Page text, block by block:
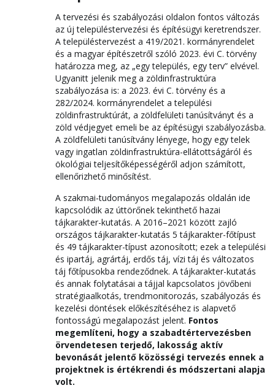
A tervezési és szabályozási oldalon fontos változás
az új településtervezési és építésügyi keretrendszer.
A településtervezést a 419/2021. kormányrendelet
és a magyar építészetről szóló 2023. évi C. törvény
határozza meg, az „egy település, egy terv” elvével.
Ugyanitt jelenik meg a zöldinfrastruktúra
szabályozása is: a 2023. évi C. törvény és a
282/2024. kormányrendelet a települési
zöldinfrastruktúrát, a zöldfelületi tanúsítványt és a
zöld védjegyet emeli be az építésügyi szabályozásba.
A zöldfelületi tanúsítvány lényege, hogy egy telek
vagy ingatlan zöldinfrastruktúra-ellátottságáról és
ökológiai teljesítőképességéről adjon számított,
ellenőrizhető minősítést.
A szakmai-tudományos megalapozás oldalán ide
kapcsolódik az úttörőnek tekinthető hazai
tájkarakter-kutatás. A 2016–2021 között zajló
országos tájkarakter-kutatás 5 tájkarakter-főtípust
és 49 tájkarakter-típust azonosított; ezek a települési
és ipartáj, agrártáj, erdős táj, vízi táj és változatos
táj főtípusokba rendeződnek. A tájkarakter-kutatás
és annak folytatásai a tájjal kapcsolatos jövőbeni
stratégiaalkotás, trendmonitorozás, szabályozás és
kezelési döntések előkészítéséhez is alapvető
fontosságú megalapozást jelent. Fontos
megemlíteni, hogy a szabadtértervezésben
örvendetesen terjedő, lakosság aktív
bevonását jelentő közösségi tervezés ennek a
projektnek is értékrendi és módszertani alapja
volt.